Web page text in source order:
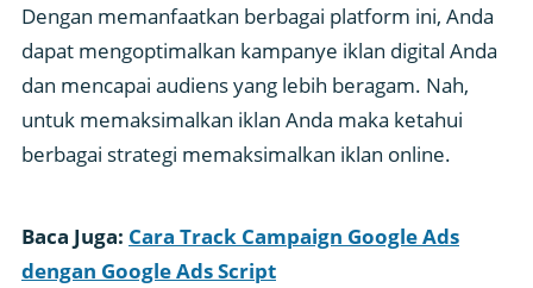
Dengan memanfaatkan berbagai platform ini, Anda
dapat mengoptimalkan kampanye iklan digital Anda
dan mencapai audiens yang lebih beragam. Nah,
untuk memaksimalkan iklan Anda maka ketahui
berbagai strategi memaksimalkan iklan online.
Baca Juga: Cara Track Campaign Google Ads
dengan Google Ads Script